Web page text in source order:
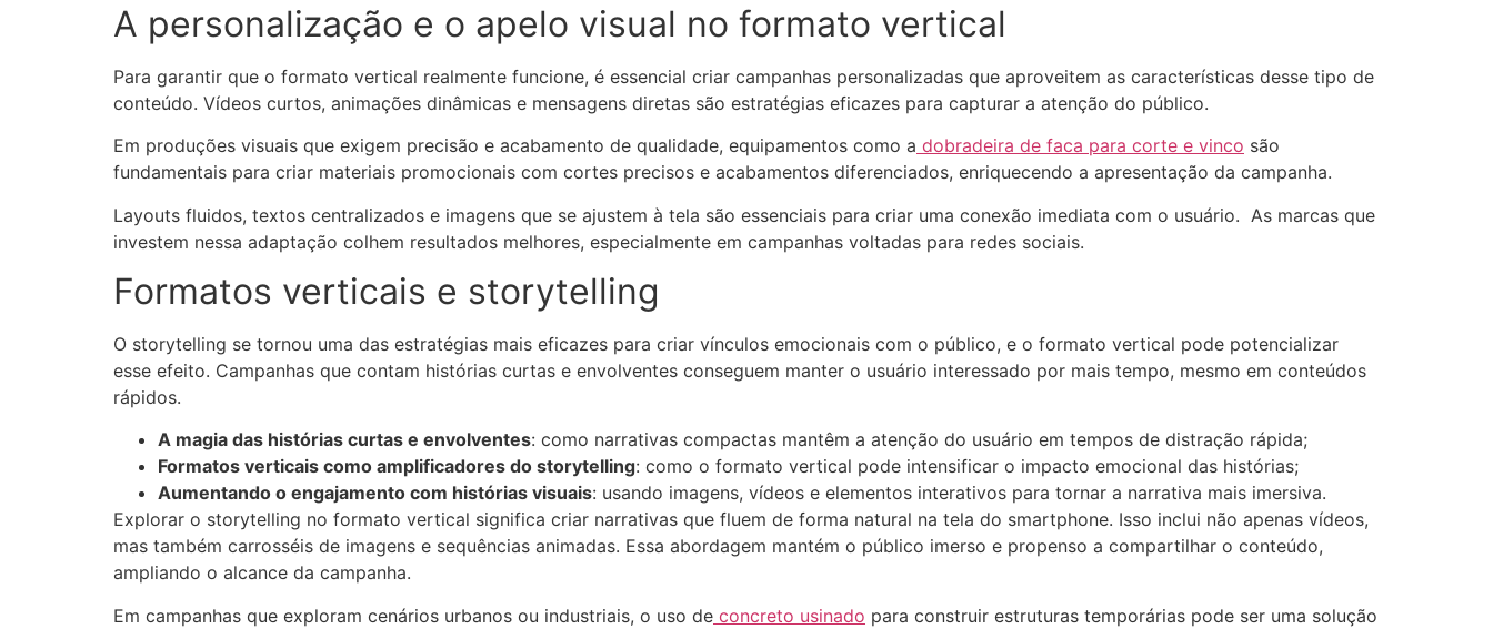
A personalização e o apelo visual no formato vertical
Para garantir que o formato vertical realmente funcione, é essencial criar campanhas personalizadas que aproveitem as características desse tipo de
conteúdo. Vídeos curtos, animações dinâmicas e mensagens diretas são estratégias eficazes para capturar a atenção do público.
Em produções visuais que exigem precisão e acabamento de qualidade, equipamentos como a dobradeira de faca para corte e vinco são
fundamentais para criar materiais promocionais com cortes precisos e acabamentos diferenciados, enriquecendo a apresentação da campanha.
Layouts fluidos, textos centralizados e imagens que se ajustem à tela são essenciais para criar uma conexão imediata com o usuário. As marcas que
investem nessa adaptação colhem resultados melhores, especialmente em campanhas voltadas para redes sociais.
Formatos verticais e storytelling
O storytelling se tornou uma das estratégias mais eficazes para criar vínculos emocionais com o público, e o formato vertical pode potencializar
esse efeito. Campanhas que contam histórias curtas e envolventes conseguem manter o usuário interessado por mais tempo, mesmo em conteúdos
rápidos.
A magia das histórias curtas e envolventes: como narrativas compactas mantêm a atenção do usuário em tempos de distração rápida;
Formatos verticais como amplificadores do storytelling: como o formato vertical pode intensificar o impacto emocional das histórias;
Aumentando o engajamento com histórias visuais: usando imagens, vídeos e elementos interativos para tornar a narrativa mais imersiva.
Explorar o storytelling no formato vertical significa criar narrativas que fluem de forma natural na tela do smartphone. Isso inclui não apenas vídeos,
mas também carrosséis de imagens e sequências animadas. Essa abordagem mantém o público imerso e propenso a compartilhar o conteúdo,
ampliando o alcance da campanha.
Em campanhas que exploram cenários urbanos ou industriais, o uso de concreto usinado para construir estruturas temporárias pode ser uma solução